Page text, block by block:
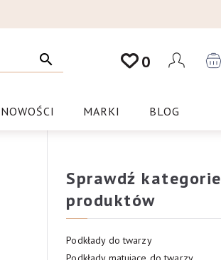
0
NOWOŚCI MARKI BLOG
Sprawdź kategorie
produktów
Podkłady do twarzy